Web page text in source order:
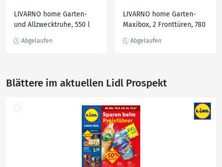
LIVARNO home Garten-
und Allzwecktruhe, 550 l
LIVARNO home Garten-
Maxibox, 2 Fronttüren, 780
Blättere im aktuellen Lidl Prospekt